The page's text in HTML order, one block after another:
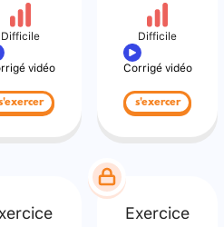
Difficile
vidéo
Difficile
Corrigé vidéo
s'exercer
Exercice